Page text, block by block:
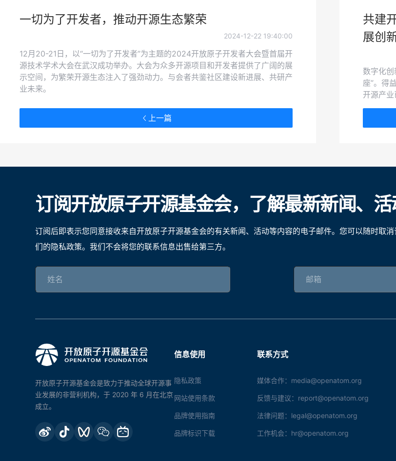
一切为了开发者，推动开源生态繁荣
2024-12-22 19:40:00
12月20-21日，以“一切为了开发者”为主题的2024开放原子开发者大会暨首届开
源技术学术大会在武汉成功举办。大会为众多开源项目和开发者提供了广阔的展
示空间，为繁荣开源生态注入了强劲动力。与会者共鉴社区建设新进展、共研产
业未来。
上一篇
共建
展创
数字化
座”。得
开源产
理、持
索出了
订阅开放原子开源基金会，了解最新新闻、
订阅后即表示您同意接收来自开放原子开源基金会的有关新闻、活动等内容的电子邮件。您可以随时取
们的隐私政策。我们不会将您的联系信息出售给第三方。
开放原子开源基金会是致力于推动全球开源事
业发展的非营利机构，于 2020 年 6 月在北京
成立。
信息使用
隐私政策
网站使用条款
品牌使用指南
品牌标识下载
联系方式
媒体合作：media@openatom.org
反馈与建议：report@openatom.org
法律问题：legal@openatom.org
工作机会：hr@openatom.org